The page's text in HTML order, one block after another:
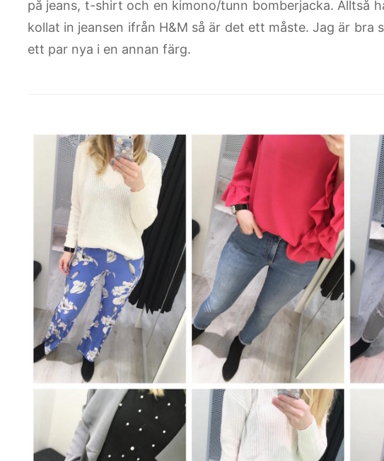
på jeans, t-shirt och en kimono/tunn bomberjacka. Alltså
kollat in jeansen ifrån H&M så är det ett måste. Jag är bra
ett par nya i en annan färg.